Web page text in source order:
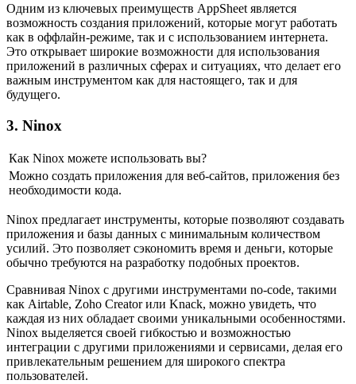
Одним из ключевых преимуществ AppSheet является
возможность создания приложений, которые могут работать
как в оффлайн-режиме, так и с использованием интернета.
Это открывает широкие возможности для использования
приложений в различных сферах и ситуациях, что делает его
важным инструментом как для настоящего, так и для
будущего.
3. Ninox
Как Ninox можете использовать вы?
Можно создать приложения для веб-сайтов, приложения без
необходимости кода.
Ninox предлагает инструменты, которые позволяют создавать
приложения и базы данных с минимальным количеством
усилий. Это позволяет сэкономить время и деньги, которые
обычно требуются на разработку подобных проектов.
Сравнивая Ninox с другими инструментами no-code, такими
как Airtable, Zoho Creator или Knack, можно увидеть, что
каждая из них обладает своими уникальными особенностями.
Ninox выделяется своей гибкостью и возможностью
интеграции с другими приложениями и сервисами, делая его
привлекательным решением для широкого спектра
пользователей.